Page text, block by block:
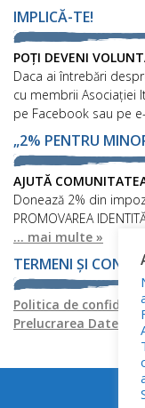
IMPLICĂ-TE!
POȚI DEVENI
Daca ai întrebări
cu membrii Asociației
pe Facebook sau pe
„2% PENTRU
AJUTĂ
Donează 2% din
PROMOVAREA
... mai multe »
TERMENI ȘI
Politica de
Prelucrarea Datelor